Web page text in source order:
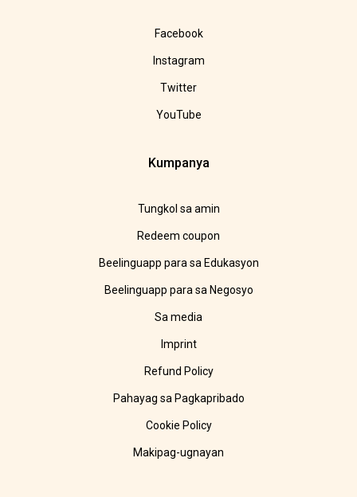
Facebook
Instagram
Twitter
YouTube
Kumpanya
Tungkol sa amin
Redeem coupon
Beelinguapp para sa Edukasyon
Beelinguapp para sa Negosyo
Sa media
Imprint
Refund Policy
Pahayag sa Pagkapribado
Cookie Policy
Makipag-ugnayan